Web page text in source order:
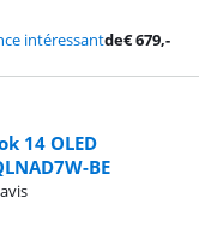
intéressantde€679,-
14 OLED
BE